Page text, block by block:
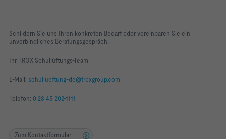
Schildern Sie uns Ihren konkreten Bedarf oder vereinbaren Sie ein
unverbindliches Beratungsgespräch.
Ihr TROX Schullüftungs-Team
E-Mail: schullueftung-de@troxgroup.com
Telefon: 0 28 45 202-1111
Zum Kontaktformular